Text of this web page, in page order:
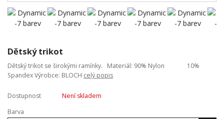
Dětský trikot
Dětský trikot se širokými ramínky. Materiál: 90% Nylon 10%
Spandex Výrobce: BLOCH celý popis
Dostupnost
Není skladem
Barva